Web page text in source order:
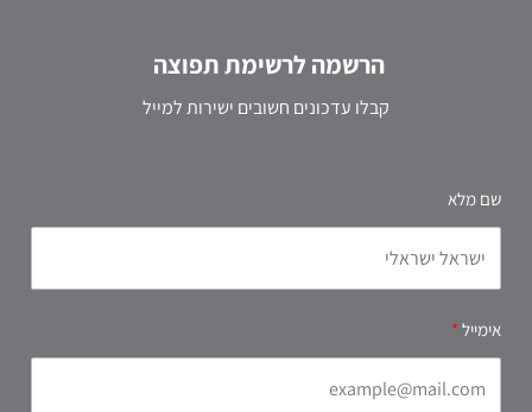
הרשמה לרשימת תפוצה
קבלו עדכונים חשובים ישירות למייל
שם מלא
אימייל